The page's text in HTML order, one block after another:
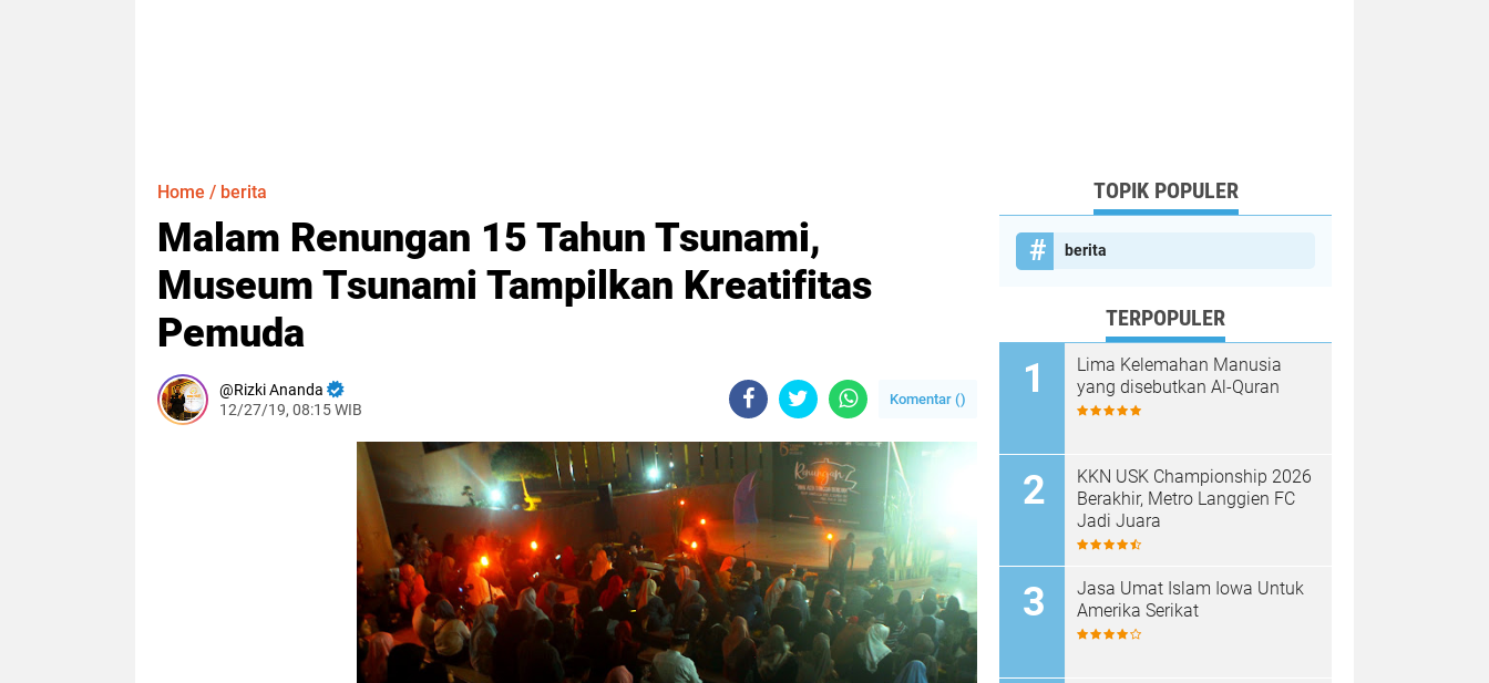
Home / berita
Malam Renungan 15 Tahun Tsunami,
Museum Tsunami Tampilkan Kreatifitas
Pemuda
Rizki Ananda
12/27/19, 08:15 WIB
Komentar ()
TOPIK POPULER
berita
TERPOPULER
Lima Kelemahan Manusia
yang disebutkan Al-Quran
KKN USK Championship 2026
Berakhir, Metro Langgien FC
Jadi Juara
Jasa Umat Islam Iowa Untuk
Amerika Serikat